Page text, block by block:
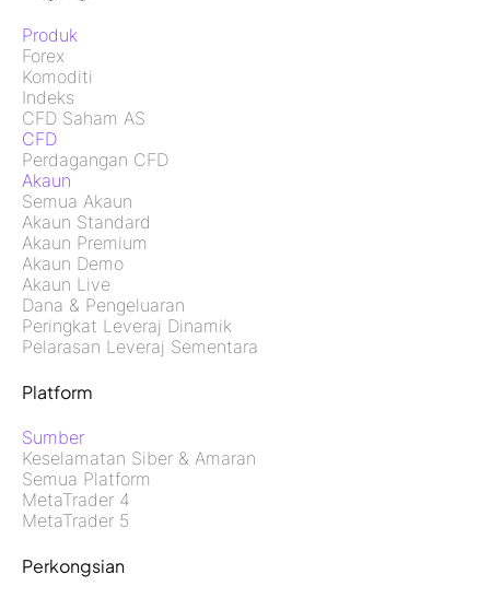
Produk
Forex
Komoditi
Indeks
CFD Saham AS
CFD
Perdagangan CFD
Akaun
Semua Akaun
Akaun Standard
Akaun Premium
Akaun Demo
Akaun Live
Dana & Pengeluaran
Peringkat Leveraj Dinamik
Pelarasan Leveraj Sementara
Platform
Sumber
Keselamatan Siber & Amaran
Semua Platform
MetaTrader 4
MetaTrader 5
Perkongsian